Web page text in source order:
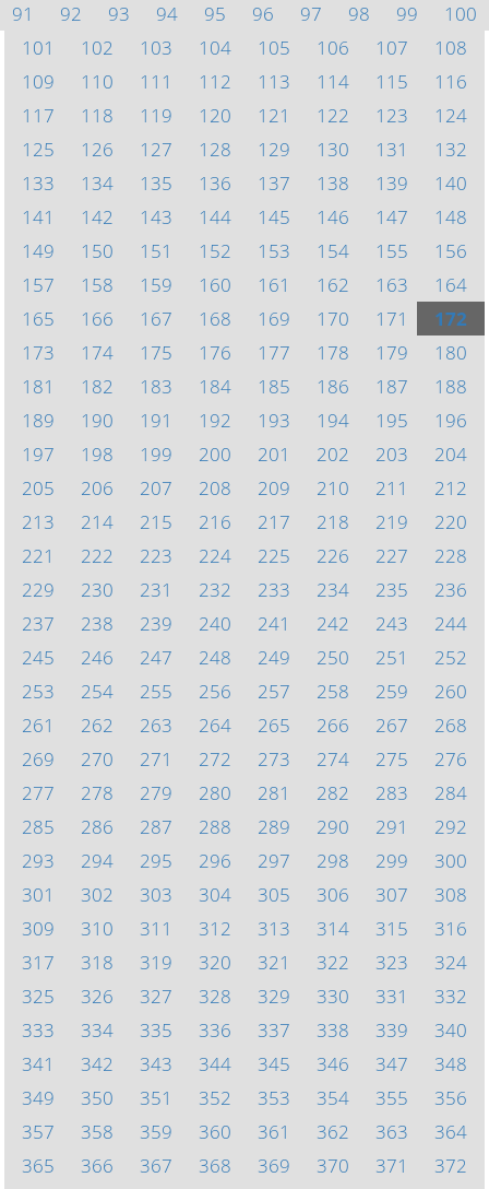
91
92 93 94 95 96 97 98 99
100
101
102 103 104 105 106 107
108
109
110 111 112 113 114 115
116
117
118 119 120 121 122 123
124
125
126 127 128 129 130 131
132
133
134 135 136 137 138 139
140
141
142 143 144 145 146 147
148
149
150 151 152 153 154 155
156
157
158 159 160 161 162 163
164
165
166 167 168 169 170 171
172
173
174 175 176 177 178 179
180
181
182 183 184 185 186 187
188
189
190 191 192 193 194 195
196
197
198 199 200 201 202 203
204
205
206 207 208 209 210 211
212
213
214 215 216 217 218 219
220
221
222 223 224 225 226 227
228
229
230 231 232 233 234 235
236
237
238 239 240 241 242 243
244
245
246 247 248 249 250 251
252
253
254 255 256 257 258 259
260
261
262 263 264 265 266 267
268
269
270 271 272 273 274 275
276
277
278 279 280 281 282 283
284
285
286 287 288 289 290 291
292
293
294 295 296 297 298 299
300
301
302 303 304 305 306 307
308
309
310 311 312 313 314 315
316
317
318 319 320 321 322 323
324
325
326 327 328 329 330 331
332
333
334 335 336 337 338 339
340
341
342 343 344 345 346 347
348
349
350 351 352 353 354 355
356
357
358 359 360 361 362 363
364
365
366 367 368 369 370 371
372